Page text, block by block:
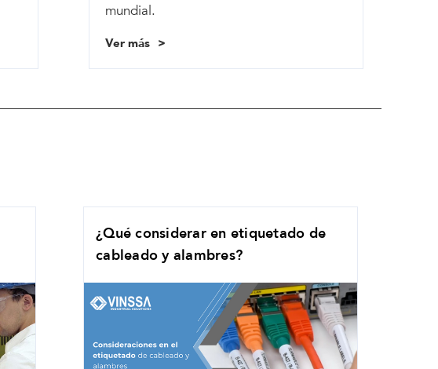
mundial.
Ver más
¿Qué considerar en etiquetado de
cableado y alambres?